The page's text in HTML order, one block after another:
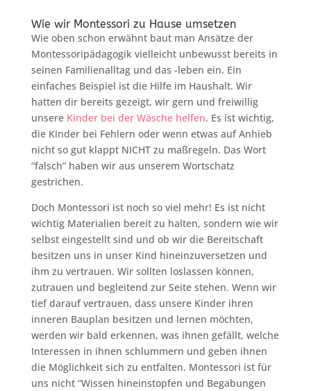
Wie wir Montessori zu Hause umsetzen
Wie oben schon erwähnt baut man Ansätze der
Montessoripädagogik vielleicht unbewusst bereits in
seinen Familienalltag und das -leben ein. Ein
einfaches Beispiel ist die Hilfe im Haushalt. Wir
hatten dir bereits gezeigt, wir gern und freiwillig
unsere Kinder bei der Wäsche helfen. Es ist wichtig,
die Kinder bei Fehlern oder wenn etwas auf Anhieb
nicht so gut klappt NICHT zu maßregeln. Das Wort
“falsch” haben wir aus unserem Wortschatz
gestrichen.
Doch Montessori ist noch so viel mehr! Es ist nicht
wichtig Materialien bereit zu halten, sondern wie wir
selbst eingestellt sind und ob wir die Bereitschaft
besitzen uns in unser Kind hineinzuversetzen und
ihm zu vertrauen. Wir sollten loslassen können,
zutrauen und begleitend zur Seite stehen. Wenn wir
tief darauf vertrauen, dass unsere Kinder ihren
inneren Bauplan besitzen und lernen möchten,
werden wir bald erkennen, was ihnen gefällt, welche
Interessen in ihnen schlummern und geben ihnen
die Möglichkeit sich zu entfalten. Montessori ist für
uns nicht “Wissen hineinstopfen und Begabungen